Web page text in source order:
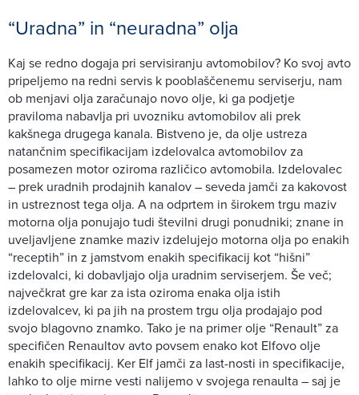
“Uradna” in “neuradna” olja
Kaj se redno dogaja pri servisiranju avtomobilov? Ko svoj avto
pripeljemo na redni servis k pooblaščenemu serviserju, nam
ob menjavi olja zaračunajo novo olje, ki ga podjetje
praviloma nabavlja pri uvozniku avtomobilov ali prek
kakšnega drugega kanala. Bistveno je, da olje ustreza
natančnim specifikacijam izdelovalca avtomobilov za
posamezen motor oziroma različico avtomobila. Izdelovalec
– prek uradnih prodajnih kanalov – seveda jamči za kakovost
in ustreznost tega olja. A na odprtem in širokem trgu maziv
motorna olja ponujajo tudi številni drugi ponudniki; znane in
uveljavljene znamke maziv izdelujejo motorna olja po enakih
“receptih” in z jamstvom enakih specifikacij kot “hišni”
izdelovalci, ki dobavljajo olja uradnim serviserjem. Še več;
največkrat gre kar za ista oziroma enaka olja istih
izdelovalcev, ki pa jih na prostem trgu olja prodajajo pod
svojo blagovno znamko. Tako je na primer olje “Renault” za
specifičen Renaultov avto povsem enako kot Elfovo olje
enakih specifikacij. Ker Elf jamči za last-nosti in specifikacije,
lahko to olje mirne vesti nalijemo v svojega renaulta – saj je